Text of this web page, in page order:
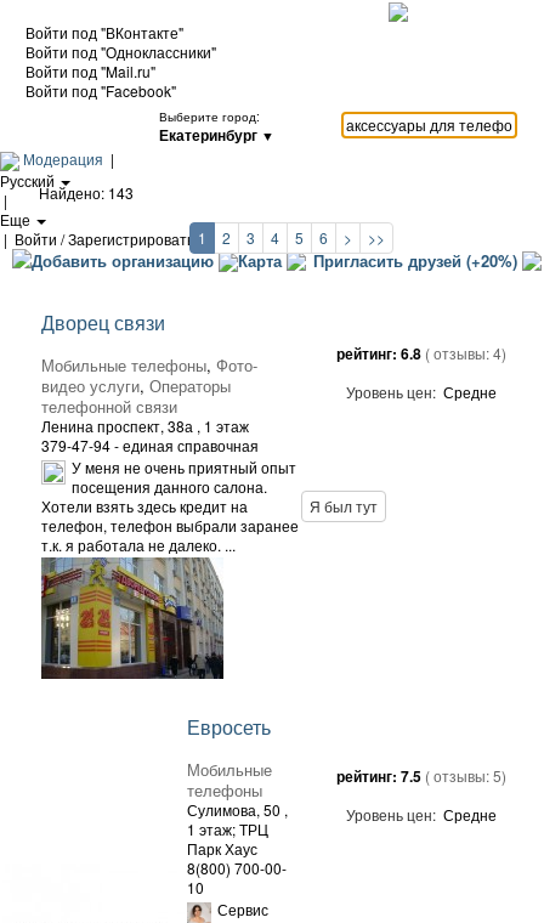
Войти под "ВКонтакте"
Войти под "Одноклассники"
Войти под "Mail.ru"
Войти под "Facebook"
Выберите город:
Екатеринбург ▼
Модерация |
Русский
|
Еще
| Войти / Зарегистрироваться
Добавить организацию Карта Пригласить друзей (+20%)
Найдено: 143
1 2 3 4 5 6 > >>
Дворец связи
Мобильные телефоны, Фото-
видео услуги, Операторы
телефонной связи
Ленина проспект, 38а , 1 этаж
379-47-94 - единая справочная
рейтинг: 6.8 ( отзывы:4)
Уровень цен: Средне
У меня не очень приятный опыт
посещения данного салона.
Хотели взять здесь кредит на
телефон, телефон выбрали заранее
т.к. я работала не далеко. ...
Я был тут
Евросеть
Мобильные
телефоны
Сулимова, 50 ,
1 этаж; ТРЦ
Парк Хаус
8(800) 700-00-
10
рейтинг: 7.5 ( отзывы:5)
Уровень цен: Средне
Сервис